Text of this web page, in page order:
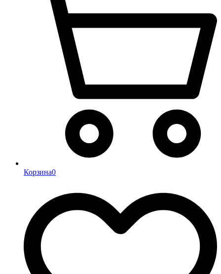
Корзина0